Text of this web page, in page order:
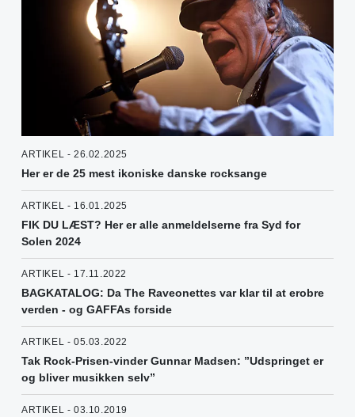
ARTIKEL - 26.02.2025
Her er de 25 mest ikoniske danske rocksange
ARTIKEL - 16.01.2025
FIK DU LÆST? Her er alle anmeldelserne fra Syd for
Solen 2024
ARTIKEL - 17.11.2022
BAGKATALOG: Da The Raveonettes var klar til at erobre
verden - og GAFFAs forside
ARTIKEL - 05.03.2022
Tak Rock-Prisen-vinder Gunnar Madsen: ”Udspringet er
og bliver musikken selv”
ARTIKEL - 03.10.2019